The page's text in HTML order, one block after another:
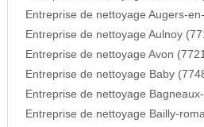
Entreprise de nettoyage Augers-
Entreprise de nettoyage Aulnoy
Entreprise de nettoyage Avon
Entreprise de nettoyage Baby
Entreprise de nettoyage
Entreprise de nettoyage Bailly-